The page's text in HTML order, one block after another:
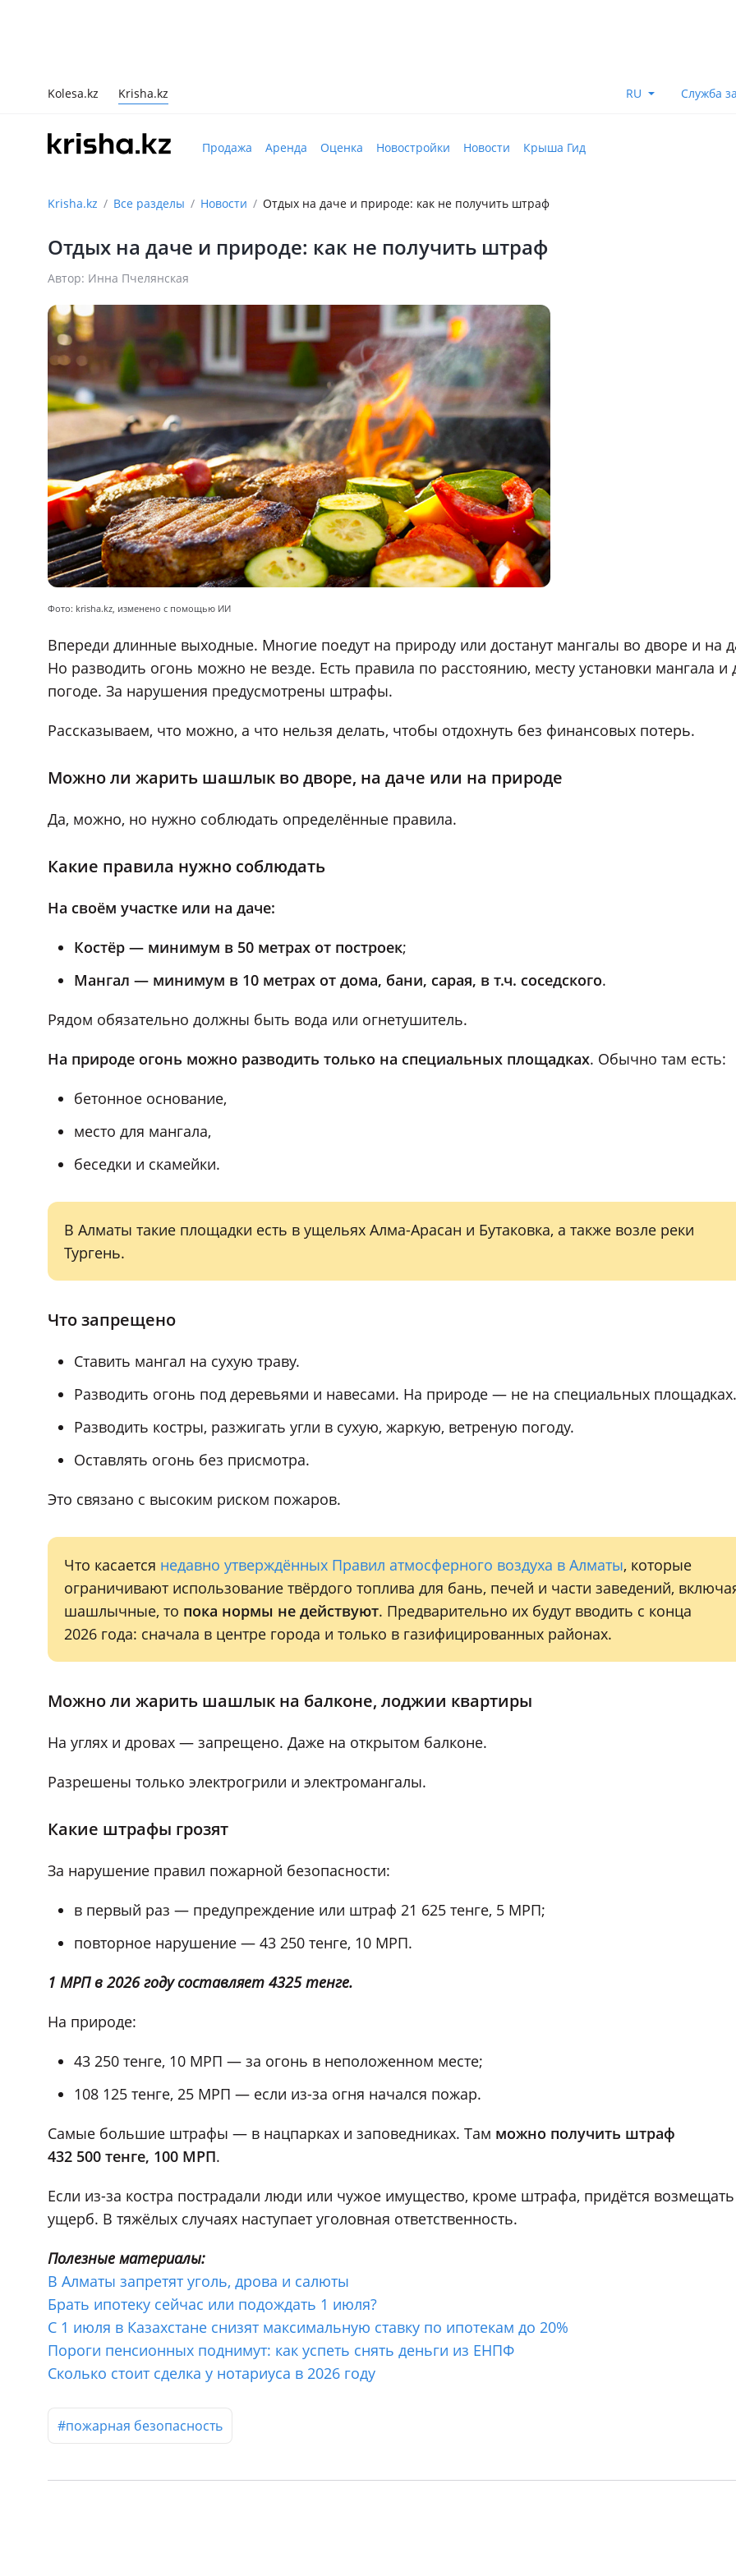
Kolesa.kz Krisha.kz RU Служба
Продажа Аренда Оценка Новостройки Новости Крыша Гид
Krisha.kz Все разделы Новости Отдых на даче и природе: как не получить штраф
Отдых на даче и природе: как не получить штраф
Автор: Инна Пчелянская
Фото: krisha.kz, изменено с помощью ИИ
Впереди длинные выходные. Многие поедут на природу или достанут мангалы во дворе и на
Но разводить огонь можно не везде. Есть правила по расстоянию, месту установки мангала и
погоде. За нарушения предусмотрены штрафы.
Рассказываем, что можно, а что нельзя делать, чтобы отдохнуть без финансовых потерь.
Можно ли жарить шашлык во дворе, на даче или на природе
Да, можно, но нужно соблюдать определённые правила.
Какие правила нужно соблюдать
На своём участке или на даче:
Костёр — минимум в 50 метрах от построек;
Мангал — минимум в 10 метрах от дома, бани, сарая, в т.ч. соседского.
Рядом обязательно должны быть вода или огнетушитель.
На природе огонь можно разводить только на специальных площадках. Обычно там есть:
бетонное основание,
место для мангала,
беседки и скамейки.
В Алматы такие площадки есть в ущельях Алма-Арасан и Бутаковка, а также возле реки
Тургень.
Что запрещено
Ставить мангал на сухую траву.
Разводить огонь под деревьями и навесами. На природе — не на специальных площадках.
Разводить костры, разжигать угли в сухую, жаркую, ветреную погоду.
Оставлять огонь без присмотра.
Это связано с высоким риском пожаров.
Что касается недавно утверждённых Правил атмосферного воздуха в Алматы, которые
ограничивают использование твёрдого топлива для бань, печей и части заведений,
шашлычные, то пока нормы не действуют. Предварительно их будут вводить с конца
2026 года: сначала в центре города и только в газифицированных районах.
Можно ли жарить шашлык на балконе, лоджии квартиры
На углях и дровах — запрещено. Даже на открытом балконе.
Разрешены только электрогрили и электромангалы.
Какие штрафы грозят
За нарушение правил пожарной безопасности:
в первый раз — предупреждение или штраф 21 625 тенге, 5 МРП;
повторное нарушение — 43 250 тенге, 10 МРП.
1 МРП в 2026 году составляет 4325 тенге.
На природе:
43 250 тенге, 10 МРП — за огонь в неположенном месте;
108 125 тенге, 25 МРП — если из-за огня начался пожар.
Самые большие штрафы — в нацпарках и заповедниках. Там можно получить штраф
432 500 тенге, 100 МРП.
Если из-за костра пострадали люди или чужое имущество, кроме штрафа, придётся возмещать
ущерб. В тяжёлых случаях наступает уголовная ответственность.
Полезные материалы:
В Алматы запретят уголь, дрова и салюты
Брать ипотеку сейчас или подождать 1 июля?
С 1 июля в Казахстане снизят максимальную ставку по ипотекам до 20%
Пороги пенсионных поднимут: как успеть снять деньги из ЕНПФ
Сколько стоит сделка у нотариуса в 2026 году
#пожарная безопасность